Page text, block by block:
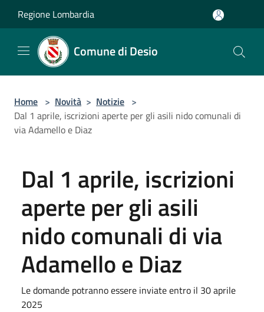
Regione Lombardia
Comune di Desio
Home > Novità > Notizie >
Dal 1 aprile, iscrizioni aperte per gli asili nido comunali di
via Adamello e Diaz
Dal 1 aprile, iscrizioni
aperte per gli asili
nido comunali di via
Adamello e Diaz
Le domande potranno essere inviate entro il 30 aprile
2025